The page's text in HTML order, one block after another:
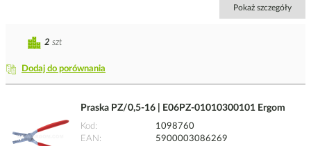
Pokaż szczegóły
Dodaj do porównania
2 szt
Praska PZ/0,5-16 | E06PZ-01010300101 Ergom
Kod
1098760
EAN
5900003086269